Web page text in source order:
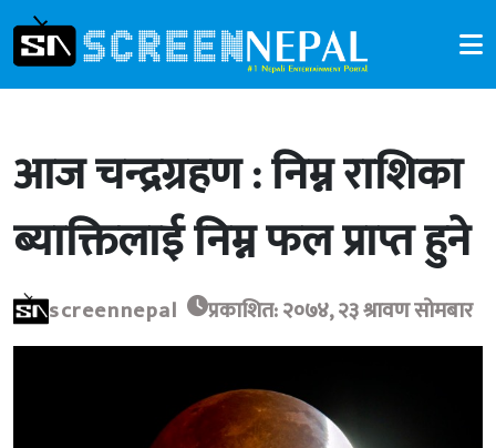
आज चन्द्रग्रहण : निम्न राशिका
ब्याक्तिलाई निम्न फल प्राप्त हुने
screennepal प्रकाशित: २०७४, २३ श्रावण सोमबार